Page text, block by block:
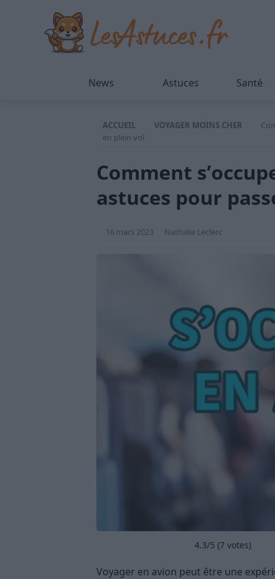
News Astuces Santé
ACCUEIL VOYAGER MOINS CHER
en plein vol
Comment
astuces pour
16 mars 2023 Nathalie Leclerc
4.3/5 (7 votes)
Voyager en avion peut être une